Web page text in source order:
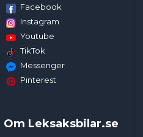
Facebook
Instagram
Youtube
TikTok
Messenger
Pinterest
Om Leksaksbilar.se